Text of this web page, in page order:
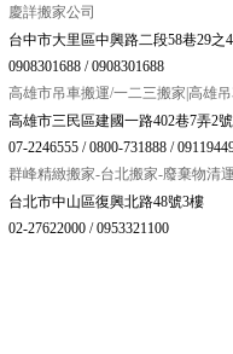
慶詳搬家公司
台中市大里區中興路二段58巷29之
0908301688 / 0908301688
高雄市吊車搬運/一二三搬家|高雄
高雄市三民區建國一路402巷7弄2號
07-2246555 / 0800-731888 /
群峰精緻搬家-台北搬家-廢棄物清
台北市中山區復興北路48號3樓
02-27622000 / 0953321100